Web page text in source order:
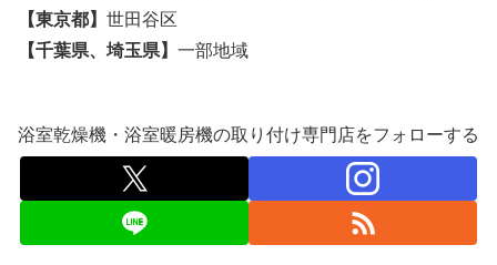
【東京都】 世田谷区
【千葉県、埼玉県】 一部地域
浴室乾燥機・浴室暖房機の取り付け専門店をフォローする